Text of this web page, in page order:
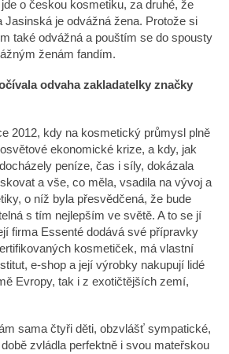
o českou kosmetiku, za druhé, že
Jasinská je odvážná žena. Protože si
také odvážná a pouštím se do spousty
ženám fandím.
odvaha zakladatelky značky
2012, kdy na kosmetický průmysl plně
ekonomické krize, a kdy, jak
peníze, čas i síly, dokázala
a vše, co měla, vsadila na vývoj a
o níž byla přesvědčená, že bude
s tím nejlepším ve světě. A to se jí
firma Essenté dodává své přípravky
kosmetiček, má vlastní
e-shop a její výrobky nakupují lidé
Evropy, tak i z exotičtějších zemí,
sama čtyři děti, obzvlášť sympatické,
zvládla perfektně i svou mateřskou